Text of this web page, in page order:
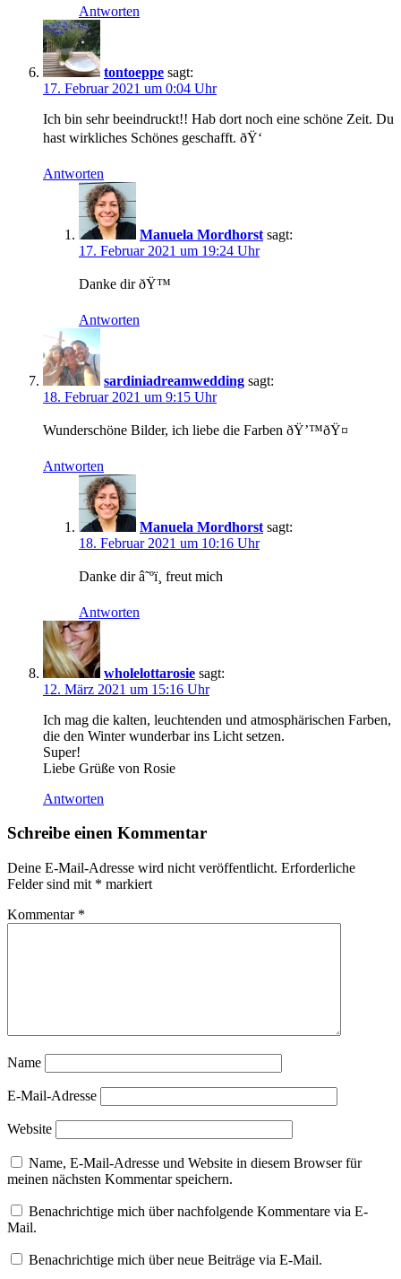
Antworten
tontoeppe sagt:
17. Februar 2021 um 0:04 Uhr
Ich bin sehr beeindruckt!! Hab dort noch eine schöne Zeit. Du
hast wirkliches Schönes geschafft. ðŸ‘
Antworten
Manuela Mordhorst sagt:
17. Februar 2021 um 19:24 Uhr
Danke dir ðŸ™
Antworten
sardiniadreamwedding sagt:
18. Februar 2021 um 9:15 Uhr
Wunderschöne Bilder, ich liebe die Farben ðŸ’™ðŸ¤
Antworten
Manuela Mordhorst sagt:
18. Februar 2021 um 10:16 Uhr
Danke dir â˜ºï¸ freut mich
Antworten
wholelottarosie sagt:
12. März 2021 um 15:16 Uhr
Ich mag die kalten, leuchtenden und atmosphärischen Farben,
die den Winter wunderbar ins Licht setzen.
Super!
Liebe Grüße von Rosie
Antworten
Schreibe einen Kommentar
Deine E-Mail-Adresse wird nicht veröffentlicht. Erforderliche
Felder sind mit * markiert
Kommentar *
Name
E-Mail-Adresse
Website
Name, E-Mail-Adresse und Website in diesem Browser für
meinen nächsten Kommentar speichern.
Benachrichtige mich über nachfolgende Kommentare via E-
Mail.
Benachrichtige mich über neue Beiträge via E-Mail.